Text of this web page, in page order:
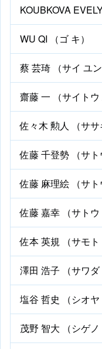
KOUBKOVA
WU QI （ゴ キ）
蔡 芸琦 （サイ ユン
齋藤 一 （サイトウ
佐々木 勲人 （ササ
佐藤 千登勢 （サト
佐藤 麻理絵 （サト
佐藤 嘉幸 （サトウ
佐本 英規 （サモト
澤田 浩子 （サワダ
塩谷 哲史 （シオヤ
茂野 智大 （シゲノ